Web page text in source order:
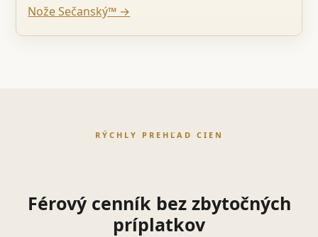
Nože Sečanský™ →
RÝCHLY PREHĽAD CIEN
Férový cenník bez zbytočných
príplatkov